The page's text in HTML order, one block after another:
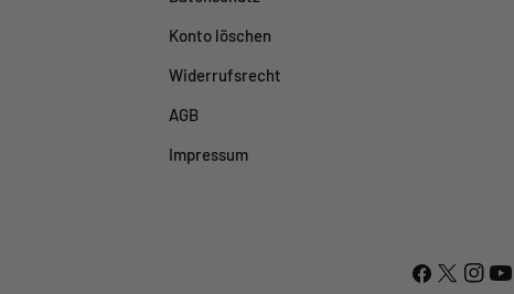
Konto löschen
Widerrufsrecht
AGB
Impressum
Facebook
X